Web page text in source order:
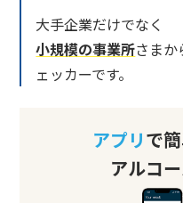
大手企業だけでなく
小規模の事業所さま
ェッカーです。
アプリで
アルコ